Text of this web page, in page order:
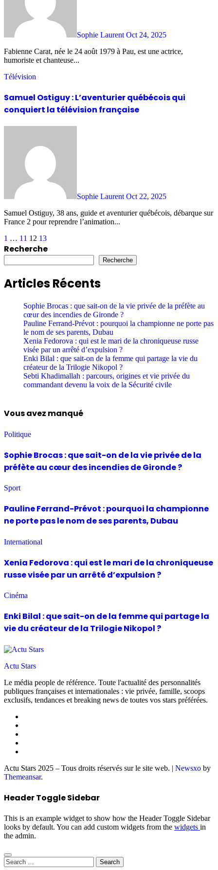
Sophie Laurent Oct 24, 2025
Fabienne Carat, née le 24 août 1979 à Pau, est une actrice,
humoriste et chanteuse...
Télévision
Samuel Ostiguy : L’aventurier québécois qui
conquiert la télévision française
Sophie Laurent Oct 22, 2025
Samuel Ostiguy, 38 ans, guide et aventurier québécois, débarque sur
France 2 pour reprendre l’animation...
Posts
pagination
1 … 11 12 13
Recherche
Recherche
Articles Récents
Sophie Brocas : que sait-on de la vie privée de la préfète au
cœur des incendies de Gironde ?
Pauline Ferrand-Prévot : pourquoi la championne ne porte pas
le nom de ses parents, Dubau
Xenia Fedorova : qui est le mari de la chroniqueuse russe
visée par un arrêté d’expulsion ?
Enki Bilal : que sait-on de la femme qui partage la vie du
créateur de la Trilogie Nikopol ?
Sebti Khadimallah : parcours, origines et vie privée du
commandant devenu la voix de la Sécurité civile
Vous avez manqué
Politique
Sophie Brocas : que sait-on de la vie privée de la
préfète au cœur des incendies de Gironde ?
Sport
Pauline Ferrand-Prévot : pourquoi la championne
ne porte pas le nom de ses parents, Dubau
International
Xenia Fedorova : qui est le mari de la chroniqueuse
russe visée par un arrêté d’expulsion ?
Cinéma
Enki Bilal : que sait-on de la femme qui partage la
vie du créateur de la Trilogie Nikopol ?
Actu Stars
Le média people de référence. Toute l'actualité des personnalités
publiques françaises et internationales : vie privée, famille, scoops
exclusifs, tendances et breaking news de toutes vos stars préférées.
Actu Stars 2025 – Tous droits réservés sur le site web. | Newsxo by
Themeansar.
Header Toggle Sidebar
This is an example widget to show how the Header Toggle Sidebar
looks by default. You can add custom widgets from the widgets in
the admin.
Search